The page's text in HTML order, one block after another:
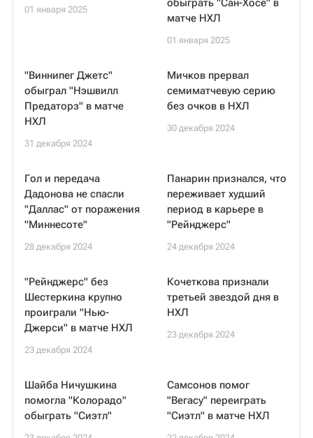
01 января 2025
обыграть "Сан-Хосе" в
матче НХЛ
01 января 2025
"Виннипег Джетс"
обыграл "Нэшвилл
Предаторз" в матче
НХЛ
31 декабря 2024
Мичков прервал
семиматчевую серию
без очков в НХЛ
30 декабря 2024
Гол и передача
Дадонова не спасли
"Даллас" от поражения
"Миннесоте"
28 декабря 2024
Панарин признался, что
переживает худший
период в карьере в
"Рейнджерс"
24 декабря 2024
"Рейнджерс" без
Шестеркина крупно
проиграли "Нью-
Джерси" в матче НХЛ
23 декабря 2024
Кочеткова признали
третьей звездой дня в
НХЛ
23 декабря 2024
Шайба Ничушкина
помогла "Колорадо"
обыграть "Сиэтл"
Самсонов помог
"Вегасу" переиграть
"Сиэтл" в матче НХЛ